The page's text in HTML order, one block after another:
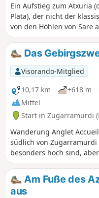
Ein Aufstieg zum Atxuria
Plata), der nicht der
von den Höhlen von Sare
wandert auf sehr schönen
entdeckt prähistorische
dem Verlauf der Grenze
Grenzsteinen und befindet
mitten im Wald. Zur
51
Das
Visorando-Mitglied
10,17 km
+618 m
Mittel
Start in Zugarramurdi
Wanderung Anglet
südlich von
besonders hoch sind,
bieten. Die heutige
hat, lädt zu kurzen
Mendibil, Airagarri,
Am Fuße des
aus